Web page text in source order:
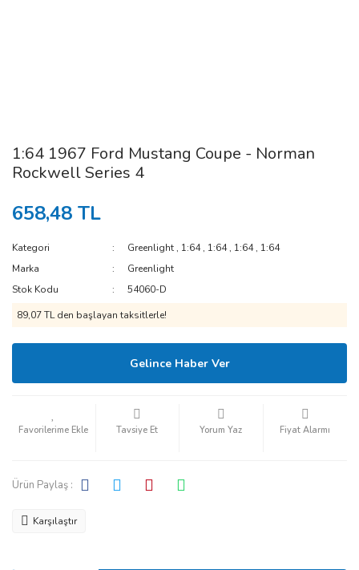
1:64 1967 Ford Mustang Coupe - Norman
Rockwell Series 4
658,48 TL
Kategori Greenlight , 1:64, 1:64, 1:64, 1:64
Marka
Greenlight
Stok Kodu
54060-D
89,07 TL den başlayan taksitlerle!
Gelince Haber Ver
Tavsiye Et Yorum Yaz Fiyat Alarmı
Ürün Paylaş :
Karşılaştır